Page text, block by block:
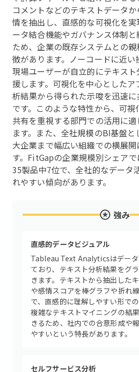
コメントなどのテキストデータ
情を抽出し、直感的な可視化を
ータ結合機能やガバナンス体制
ため、企業の既存システムとの
徴があります。ノーコードに近い
現場ユーザーが自立的にテキス
援します。可視化を中心とした
析結果から得られた示唆を迅速
です。このような特性から、可
共有を重視する部門での活用に
ます。また、全社規模のBI基盤
大企業まで幅広い組織での横展
す。FitGapの企業規模別シェア
35製品中7位で、全社的なデータ
れやすい傾向があります。
強み
直感的データビジュアル
Tableau Text Analyticsはデー
ており、テキスト分析結果をグ
きます。テキストから抽出した
や感情スコアを棒グラフや折れ
で、直感的に理解しやすい形での
複雑なテキストマイニングの結
きるため、社内での合意形成や
やすいという特長があります。
セルフサービス分析